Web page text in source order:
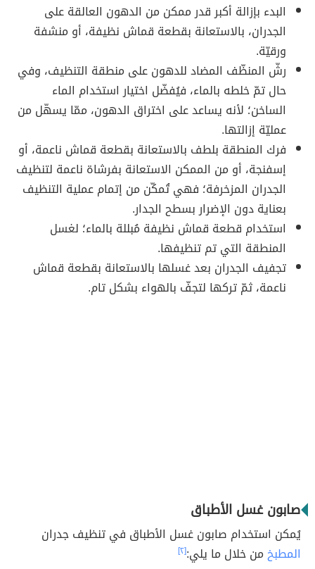
البدء بإزالة أكبر قدر ممكن من الدهون العالقة على
الجدران، بالاستعانة بقطعة قماش نظيفة، أو منشفة
ورقيّة.
رشّ المنظّف المضاد للدهون على منطقة التنظيف، وفي
حال تمّ خلطه بالماء، فيُفضّل اختيار استخدام الماء
الساخن؛ لأنه يساعد على اختراق الدهون، ممّا يسهّل من
عمليّة إزالتها.
فرك المنطقة بلطف بالاستعانة بقطعة قماش ناعمة، أو
إسفنجة، أو من الممكن الاستعانة بفرشاة ناعمة لتنظيف
الجدران المزخرفة؛ فهي تُمكّن من إتمام عملية التنظيف
بعناية دون الإضرار بسطح الجدار.
استخدام قطعة قماش نظيفة مُبللة بالماء؛ لغسل
المنطقة التي تم تنظيفها.
تجفيف الجدران بعد غسلها بالاستعانة بقطعة قماش
ناعمة، ثمّ تركها لتجفّ بالهواء بشكل تام.
صابون غسل الأطباق
يُمكن استخدام صابون غسل الأطباق في تنظيف جدران
المطبخمن خلال ما يلي:[٢]